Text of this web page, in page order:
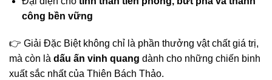
công bền vững
👉 Giải Đặc Biệt không chỉ là phần thưởng vật chất giá trị,
mà còn là dấu ấn vinh quang dành cho những chiến binh
xuất sắc nhất của Thiên Bách Thảo.